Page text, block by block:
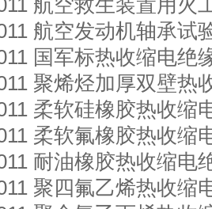
航空救生装置用火
航空发动机轴承试
国军标热收缩电绝
聚烯烃加厚双壁热
柔软硅橡胶热收缩
柔软氟橡胶热收缩
耐油橡胶热收缩电
聚四氟乙烯热收缩